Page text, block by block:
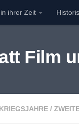
ihrer Zeit
Film
/